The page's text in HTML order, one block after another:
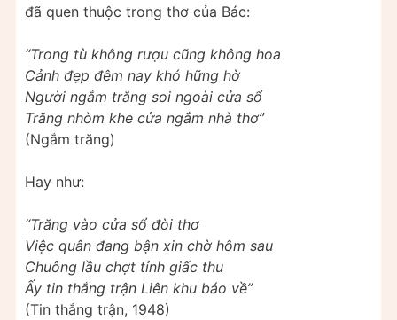
đã quen thuộc trong thơ của Bác:
“Trong tù không rượu cũng không hoa
Cảnh đẹp đêm nay khó hững hờ
Người ngắm trăng soi ngoài cửa sổ
Trăng nhòm khe cửa ngắm nhà thơ”
(Ngắm trăng)
Hay như:
“Trăng vào cửa sổ đòi thơ
Việc quân đang bận xin chờ hôm sau
Chuông lầu chợt tỉnh giấc thu
Ấy tin thắng trận Liên khu báo về”
(Tin thắng trận, 1948)